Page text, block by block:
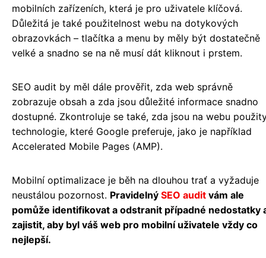
mobilních zařízeních, která je pro uživatele klíčová.
Důležitá je také použitelnost webu na dotykových
obrazovkách – tlačítka a menu by měly být dostatečně
velké a snadno se na ně musí dát kliknout i prstem.
SEO audit by měl dále prověřit, zda web správně
zobrazuje obsah a zda jsou důležité informace snadno
dostupné. Zkontroluje se také, zda jsou na webu
technologie, které Google preferuje, jako je například
Accelerated Mobile Pages (AMP).
Mobilní optimalizace je běh na dlouhou trať a vyžaduje
neustálou pozornost. Pravidelný SEO audit vám ale
pomůže identifikovat a odstranit případné nedostatky
zajistit, aby byl váš web pro mobilní uživatele vždy co
nejlepší.